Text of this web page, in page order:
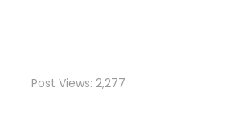
Post Views: 2,277